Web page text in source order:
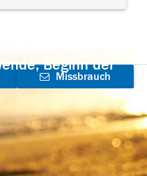
Beginn der
Missbrauch